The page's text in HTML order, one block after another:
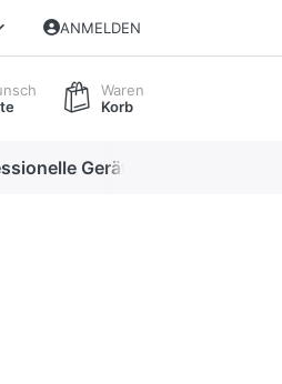
ANMELDEN
Waren
Korb
Geräte